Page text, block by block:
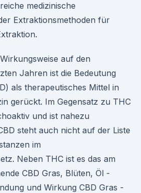
medizinische
Extraktionsmethoden für
auf den
Jahren ist die Bedeutung
als therapeutisches Mittel in
gerückt. Im Gegensatz zu THC
und ist nahezu
steht auch nicht auf der Liste
im
Neben THC ist es das am
CBD Gras, Blüten, Öl -
und Wirkung CBD Gras -